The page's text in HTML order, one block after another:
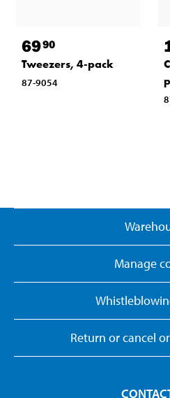
6990
Tweezers, 4-pack
87-9054
Manage
Return or cancel